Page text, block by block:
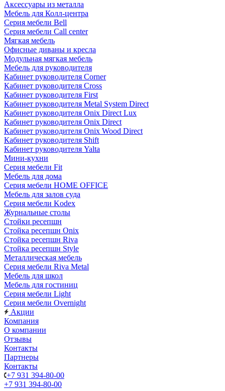
Аксессуары из металла
Мебель для Колл-центра
Серия мебели Bell
Серия мебели Call center
Мягкая мебель
Офисные диваны и кресла
Модульная мягкая мебель
Мебель для руководителя
Кабинет руководителя Corner
Кабинет руководителя Cross
Кабинет руководителя First
Кабинет руководителя Metal System Direct
Кабинет руководителя Onix Direct Lux
Кабинет руководителя Onix Direct
Кабинет руководителя Onix Wood Direct
Кабинет руководителя Shift
Кабинет руководителя Yalta
Мини-кухни
Серия мебели Fit
Мебель для дома
Серия мебели HOME OFFICE
Мебель для залов суда
Серия мебели Kodex
Журнальные столы
Стойки ресепшн
Стойка ресепшн Onix
Стойка ресепшн Riva
Стойка ресепшн Style
Металлическая мебель
Серия мебели Riva Metal
Мебель для школ
Мебель для гостиниц
Серия мебели Light
Серия мебели Overnight
Акции
Компания
О компании
Отзывы
Контакты
Партнеры
Контакты
+7 931 394-80-00
+7 931 394-80-00